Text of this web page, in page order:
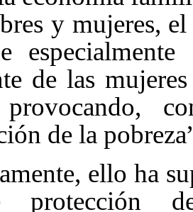
y mujeres,
de las
de la
ello ha